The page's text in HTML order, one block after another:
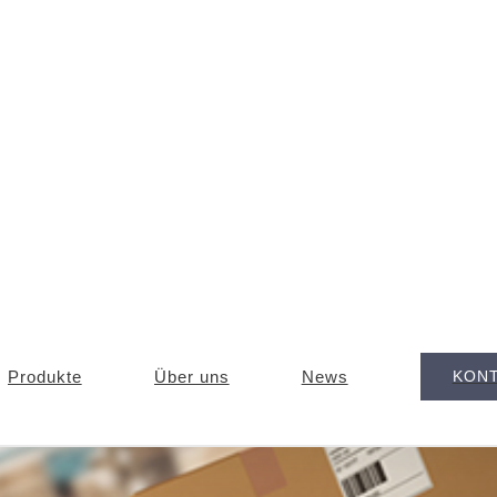
Produkte Über uns News